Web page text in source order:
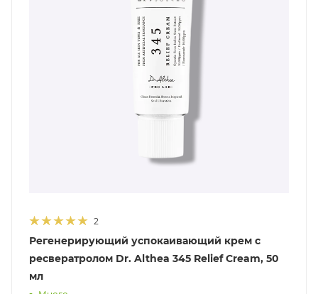
2
Регенерирующий успокаивающий крем с
ресвератролом Dr. Althea 345 Relief Cream, 50
мл